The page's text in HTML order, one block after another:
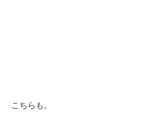
こちらも。